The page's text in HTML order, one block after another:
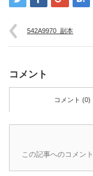
542A9970_副本
コメント
コメント (0)
この記事へのコメン